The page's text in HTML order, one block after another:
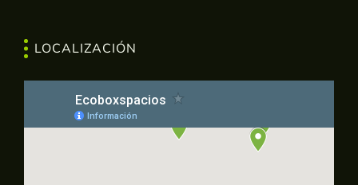
LOCALIZACIÓN